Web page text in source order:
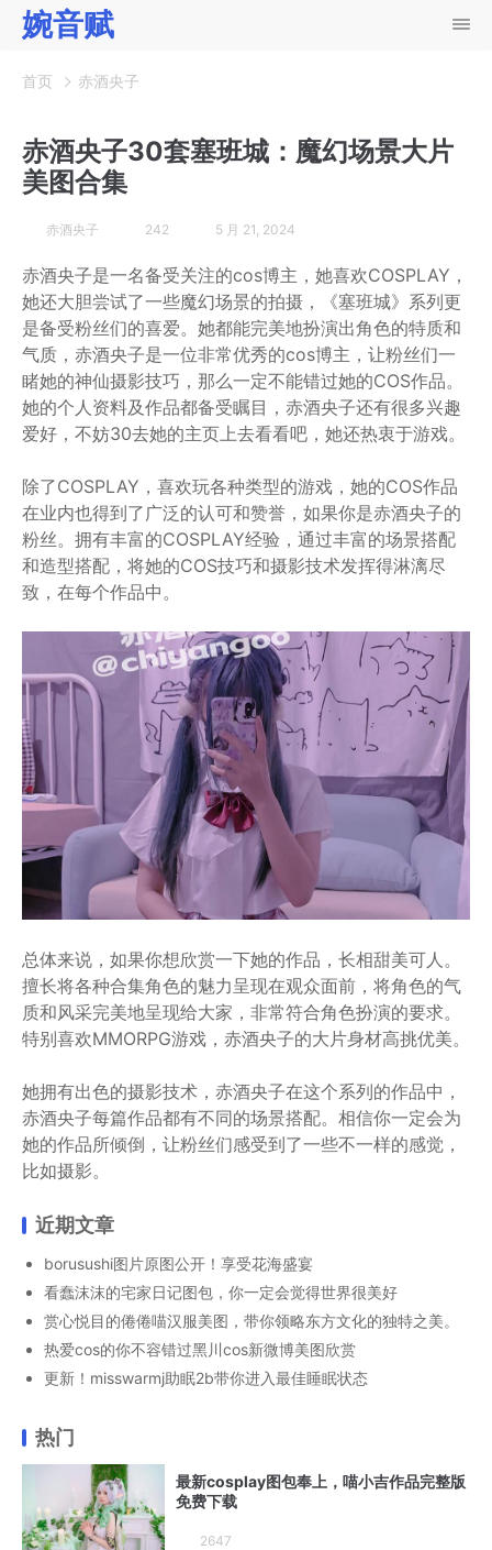
婉音赋
首页 赤酒央子
赤酒央子30套塞班城：魔幻场景大片
美图合集
赤酒央子 242 5 月 21, 2024
赤酒央子是一名备受关注的cos博主，她喜欢COSPLAY，
她还大胆尝试了一些魔幻场景的拍摄，《塞班城》系列更
是备受粉丝们的喜爱。她都能完美地扮演出角色的特质和
气质，赤酒央子是一位非常优秀的cos博主，让粉丝们一
睹她的神仙摄影技巧，那么一定不能错过她的COS作品。
她的个人资料及作品都备受瞩目，赤酒央子还有很多兴趣
爱好，不妨30去她的主页上去看看吧，她还热衷于游戏。
除了COSPLAY，喜欢玩各种类型的游戏，她的COS作品
在业内也得到了广泛的认可和赞誉，如果你是赤酒央子的
粉丝。拥有丰富的COSPLAY经验，通过丰富的场景搭配
和造型搭配，将她的COS技巧和摄影技术发挥得淋漓尽
致，在每个作品中。
总体来说，如果你想欣赏一下她的作品，长相甜美可人。
擅长将各种合集角色的魅力呈现在观众面前，将角色的气
质和风采完美地呈现给大家，非常符合角色扮演的要求。
特别喜欢MMORPG游戏，赤酒央子的大片身材高挑优美。
她拥有出色的摄影技术，赤酒央子在这个系列的作品中，
赤酒央子每篇作品都有不同的场景搭配。相信你一定会为
她的作品所倾倒，让粉丝们感受到了一些不一样的感觉，
比如摄影。
近期文章
borusushi图片原图公开！享受花海盛宴
看蠢沫沫的宅家日记图包，你一定会觉得世界很美好
赏心悦目的倦倦喵汉服美图，带你领略东方文化的独特之美。
热爱cos的你不容错过黑川cos新微博美图欣赏
更新！misswarmj助眠2b带你进入最佳睡眠状态
热门
最新cosplay图包奉上，喵小吉作品完整版
免费下载
2647